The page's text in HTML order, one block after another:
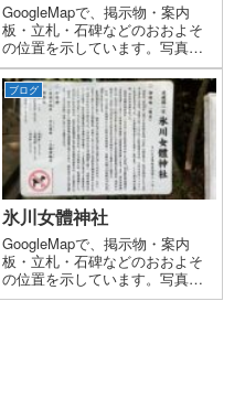
GoogleMapで、掲示物・案内
板・立札・石碑などのおおよそ
の位置を示しています。写真の
撮影及び文字起しをした日：
2024年（令和6年）8月文字起こ
し内容八丁堤（はっちょうづつ
み）所在地 さいたま市緑区大
間木～川口市木曽呂八丁堤は、
関東郡代の伊奈半十郎忠治（い
なはんじゅうろうただはる）が
築いた人工の堤である。この堤
は、長さが八町（約八七〇メー
トル）ほどあるのでその名がつ
けらた。徳川家康の関東入国...
ブログ
氷川女體神社
GoogleMapで、掲示物・案内
板・立札・石碑などのおおよそ
の位置を示しています。写真の
撮影及び文字起しをした日：